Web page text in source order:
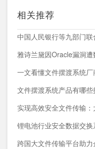
相关推荐
雅诗兰黛因Oracle漏洞
实现高效安全文件传输
跨国大文件传输平台助